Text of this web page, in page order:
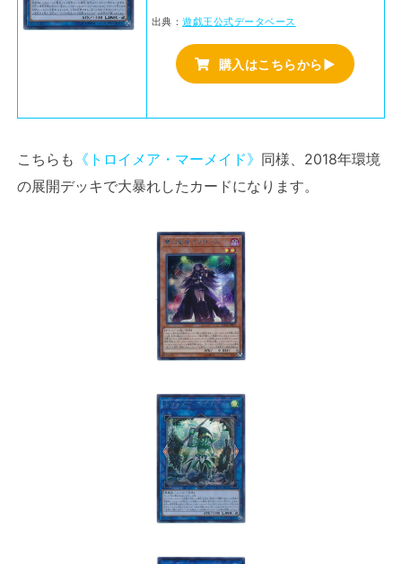
出典：遊戯王公式データベース
購入はこちらから▶
こちらも 《トロイメア・マーメイド》 同様、2018年環境
の展開デッキで大暴れしたカードになります。